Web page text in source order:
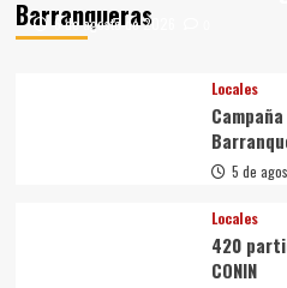
Barranqueras
6 de agosto de 2026
Locales
5 de
Locales
420
CONIN